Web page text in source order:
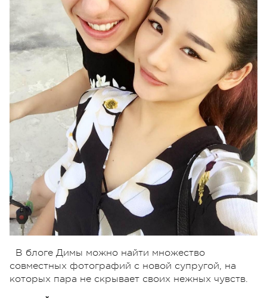
В блоге Димы можно найти множество
совместных фотографий с новой супругой, на
которых пара не скрывает своих нежных чувств.